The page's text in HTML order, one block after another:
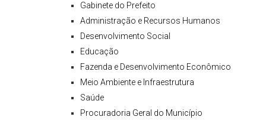
Gabinete do Prefeito
Administração e Recursos Humanos
Desenvolvimento Social
Educação
Fazenda e Desenvolvimento Econômico
Meio Ambiente e Infraestrutura
Saúde
Procuradoria Geral do Município